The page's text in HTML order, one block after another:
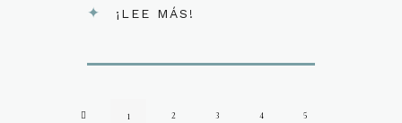
¡LEE MÁS!
1 2 3 4 5